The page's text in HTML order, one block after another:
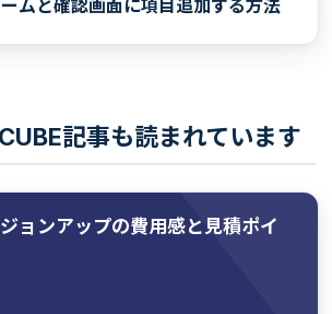
ムと確認画面に項目追加する方法
記事も読まれています
ョンアップの費用感と見積ポイ